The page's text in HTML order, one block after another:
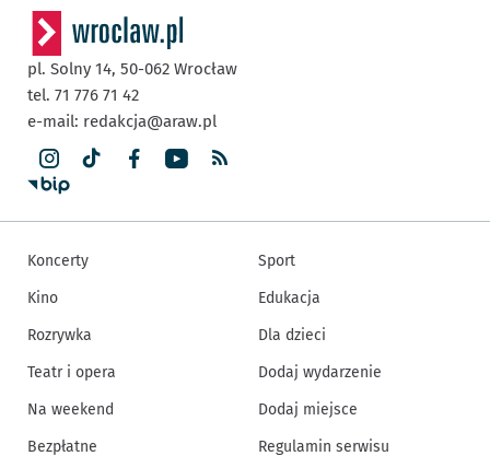
pl. Solny 14, 50-062 Wrocław
tel. 71 776 71 42
e-mail: redakcja@araw.pl
Koncerty
Kino
Rozrywka
Teatr i opera
Na weekend
Bezpłatne
Sport
Edukacja
Dla dzieci
Dodaj wydarzenie
Dodaj miejsce
Regulamin serwisu